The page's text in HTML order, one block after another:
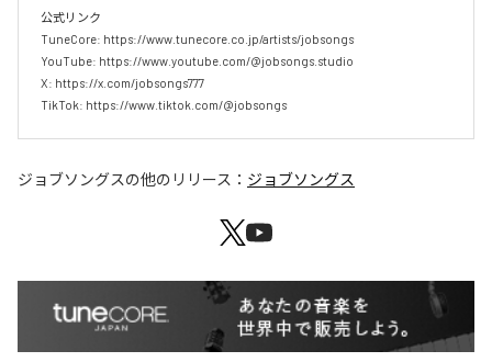
公式リンク
TuneCore: https://www.tunecore.co.jp/artists/jobsongs
YouTube: https://www.youtube.com/@jobsongs.studio
X: https://x.com/jobsongs777
TikTok: https://www.tiktok.com/@jobsongs
ジョブソングスの他のリリース： ジョブソングス